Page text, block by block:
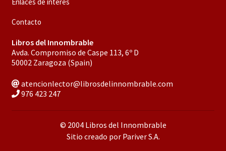
Contacto
Libros del Innombrable
Avda. Compromiso de Caspe 113, 6º D
50002 Zaragoza (Spain)
atencionlector@librosdelinnombrable.com
976 423 247
© 2004 Libros del Innombrable
Sitio creado por Pariver S.A.